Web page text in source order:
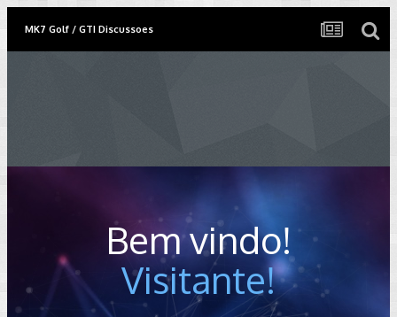
MK7 Golf / GTI Discussoes
Bem vindo!
Visitante!